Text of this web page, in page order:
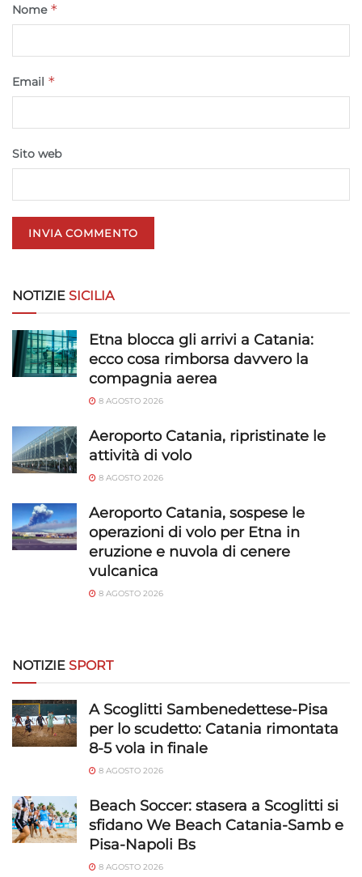
Nome *
Email *
Sito web
NOTIZIE SICILIA
Etna blocca gli arrivi a Catania:
ecco cosa rimborsa davvero la
compagnia aerea
8 AGOSTO 2026
Aeroporto Catania, ripristinate le
attività di volo
8 AGOSTO 2026
Aeroporto Catania, sospese le
operazioni di volo per Etna in
eruzione e nuvola di cenere
vulcanica
8 AGOSTO 2026
NOTIZIE SPORT
A Scoglitti Sambenedettese-Pisa
per lo scudetto: Catania rimontata
8-5 vola in finale
8 AGOSTO 2026
Beach Soccer: stasera a Scoglitti si
sfidano We Beach Catania-Samb e
Pisa-Napoli Bs
8 AGOSTO 2026